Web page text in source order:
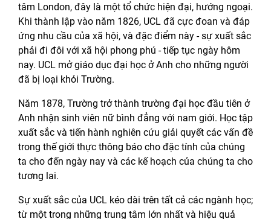
tâm London, đây là một tổ chức hiện đại, hướng ngoại.
Khi thành lập vào năm 1826, UCL đã cực đoan và đáp
ứng nhu cầu của xã hội, và đặc điểm này - sự xuất sắc
phải đi đôi với xã hội phong phú - tiếp tục ngày hôm
nay. UCL mở giáo dục đại học ở Anh cho những người
đã bị loại khỏi Trường.
Năm 1878, Trường trở thành trường đại học đầu tiên ở
Anh nhận sinh viên nữ bình đẳng với nam giới. Học tập
xuất sắc và tiến hành nghiên cứu giải quyết các vấn đề
trong thế giới thực thông báo cho đặc tính của chúng
ta cho đến ngày nay và các kế hoạch của chúng ta cho
tương lai.
Sự xuất sắc của UCL kéo dài trên tất cả các ngành học;
từ một trong những trung tâm lớn nhất và hiệu quả